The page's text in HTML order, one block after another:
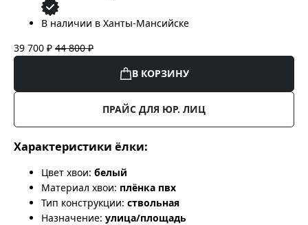
В наличии в Ханты-Мансийске
39 700 ₽ 44 800 ₽
В КОРЗИНУ
ПРАЙС ДЛЯ ЮР. ЛИЦ
Характеристики ёлки:
Цвет хвои: белый
Материал хвои: плёнка пвх
Тип конструкции: ствольная
Назначение: улица/площадь